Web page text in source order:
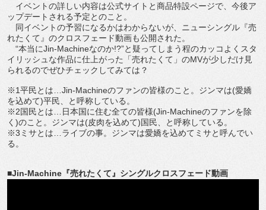
イベントの詳しい内容は公式サイトと商品特設ページで、今後ア
ップデートされる予定とのこと。
同イベントの予習になるかはわからないが、ニューシングル『売
れたくて』のクロスフェード動画も公開された。
“本当にJin-Machineなのか!?”と疑ってしまう程のカッコよくスタ
イリッシュな作品に仕上がった「売れたくて」のMVが少しだけ見
られるのでぜひチェックしてみては？
※1平民とは…Jin-Machineのファンの皆様のこと。ジンマは(愛嬌
を込めて)平民、と呼称している。
※2国民とは…日本国に住む全ての皆様(Jin-Machineのファンを除
く)のこと。ジンマは(皮肉を込めて)国民、と呼称している。
※3ミサとは…ライブの事。ジンマは愛嬌を込めてミサと呼んでい
る。
■Jin-Machine『売れたくて』シングルクロスフェード動画